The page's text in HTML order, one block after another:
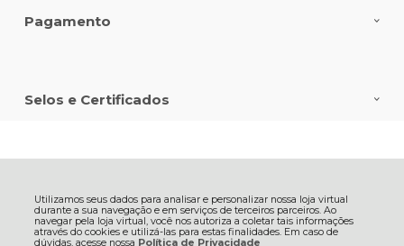
Utilizamos seus dados para analisar e personalizar nossa loja virtual
durante a sua navegação e em serviços de terceiros parceiros. Ao
navegar pela loja virtual, você nos autoriza a coletar tais informações
através do cookies e utilizá-las para estas finalidades. Em caso de
dúvidas, acesse nossa Política de Privacidade
Pagamento
Selos e Certificados
CNPJ: 82.641.325/0001-18 | © Todos os direitos reservados - Bellacotton -
2026